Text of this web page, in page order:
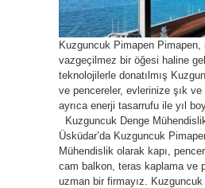
Kuzguncuk Pimapen Pimapen,
vazgeçilmez bir öğesi haline
teknolojilerle donatılmış
ve pencereler, evlerinize şık
ayrıca enerji tasarrufu ile yıl
Kuzguncuk Denge
Üsküdar’da Kuzguncuk
Mühendislik olarak kapı,
cam balkon, teras kaplama ve
uzman bir firmayız.